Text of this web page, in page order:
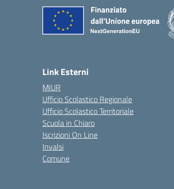
Link Esterni
MIUR
Ufficio Scolastico Regionale
Ufficio Scolastico Territoriale
Scuola in Chiaro
Iscrizioni On Line
Invalsi
Comune